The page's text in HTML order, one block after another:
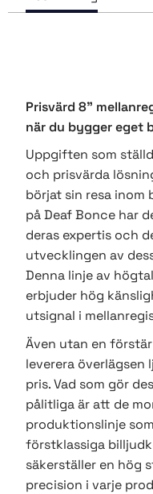
Prisvärd 8"
när du bygger eget
Uppgiften som
och prisvärda
börjat sin resa inom
på Deaf Bonce har
deras expertis och
utvecklingen av
Denna linje av
erbjuder hög
utsignal i
Även utan en
leverera
pris. Vad som gör
pålitliga är att de
produktionslinje
förstklassiga
säkerställer en hög
precision i varje